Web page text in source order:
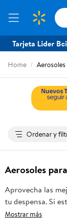
Tarjeta Lider Bci
Home
Ordenar y
Aerosoles
Aprovecha las
tu despensa. Si
frescas, carnes,
Mostrar más